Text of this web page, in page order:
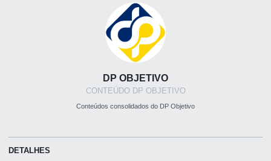
DP OBJETIVO
CONTEÚDO DP OBJETIVO
Conteúdos consolidados do DP Objetivo
DETALHES